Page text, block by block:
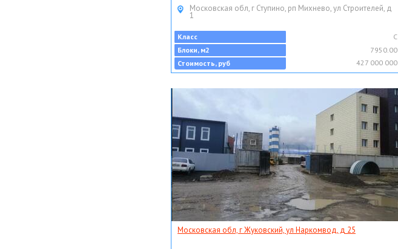
Московская обл, г Ступино, рп Михнево, ул Строителей, д
1
Класс
C
Блоки, м2
7950.00
Стоимость, руб
427 000 000
Московская обл, г Жуковский, ул Наркомвод, д 25